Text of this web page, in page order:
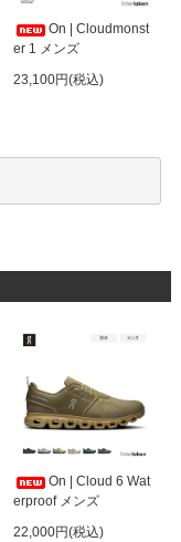
On | Cloudmonst
er 1 メンズ
23,100円(税込)
On | Cloud 6 Wat
erproof メンズ
22,000円(税込)